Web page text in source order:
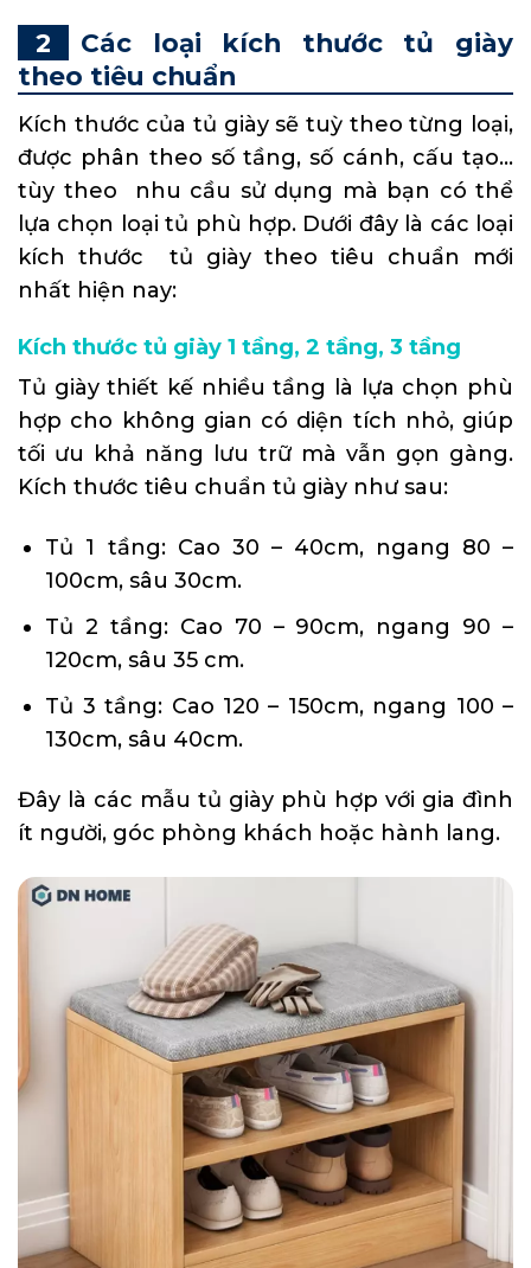
Các loại kích thước tủ giày
theo tiêu chuẩn
Kích thước của tủ giày sẽ tuỳ theo từng loại,
được phân theo số tầng, số cánh, cấu tạo…
tùy theo nhu cầu sử dụng mà bạn có thể
lựa chọn loại tủ phù hợp. Dưới đây là các loại
kích thước tủ giày theo tiêu chuẩn mới
nhất hiện nay:
Kích thước tủ giày 1 tầng, 2 tầng, 3 tầng
Tủ giày thiết kế nhiều tầng là lựa chọn phù
hợp cho không gian có diện tích nhỏ, giúp
tối ưu khả năng lưu trữ mà vẫn gọn gàng.
Kích thước tiêu chuẩn tủ giày như sau:
Tủ 1 tầng: Cao 30 – 40cm, ngang 80 –
100cm, sâu 30cm.
Tủ 2 tầng: Cao 70 – 90cm, ngang 90 –
120cm, sâu 35 cm.
Tủ 3 tầng: Cao 120 – 150cm, ngang 100 –
130cm, sâu 40cm.
Đây là các mẫu tủ giày phù hợp với gia đình
ít người, góc phòng khách hoặc hành lang.